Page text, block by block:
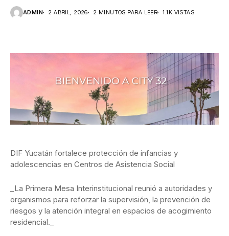
ADMIN 2 ABRIL, 2026 2 MINUTOS PARA LEER 1.1K VISTAS
DIF Yucatán fortalece protección de infancias y
adolescencias en Centros de Asistencia Social
_La Primera Mesa Interinstitucional reunió a autoridades y
organismos para reforzar la supervisión, la prevención de
riesgos y la atención integral en espacios de acogimiento
residencial._